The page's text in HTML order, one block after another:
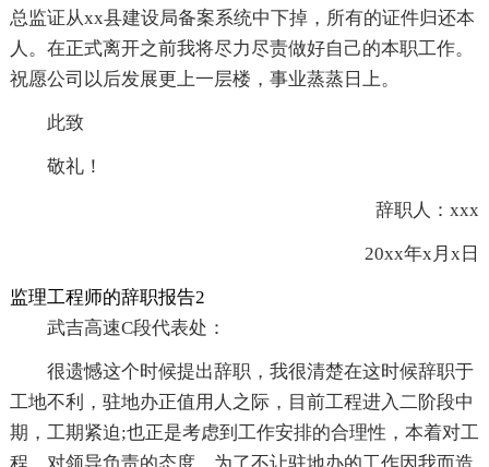
总监证从xx县建设局备案系统中下掉，所有的证件归还本
人。在正式离开之前我将尽力尽责做好自己的本职工作。
祝愿公司以后发展更上一层楼，事业蒸蒸日上。
此致
敬礼！
辞职人：xxx
20xx年x月x日
监理工程师的辞职报告2
武吉高速C段代表处：
很遗憾这个时候提出辞职，我很清楚在这时候辞职于
工地不利，驻地办正值用人之际，目前工程进入二阶段中
期，工期紧迫;也正是考虑到工作安排的合理性，本着对工